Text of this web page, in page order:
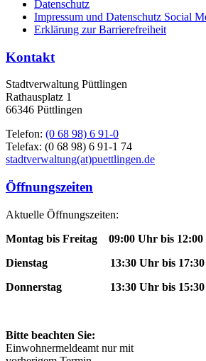
Datenschutz
Impressum und Datenschutz Social
Erklärung zur Barrierefreiheit
Kontakt
Stadtverwaltung Püttlingen
Rathausplatz 1
66346 Püttlingen
Telefon: (0 68 98) 6 91-0
Telefax: (0 68 98) 6 91-1 74
stadtverwaltung(at)puettlingen.de
Öffnungszeiten
Aktuelle Öffnungszeiten:
Montag bis Freitag 09:00 Uhr bis
Dienstag 13:30 Uhr bis 17:30
Donnerstag 13:30 Uhr bis 15:30
Bitte beachten Sie:
Einwohnermeldeamt nur mit